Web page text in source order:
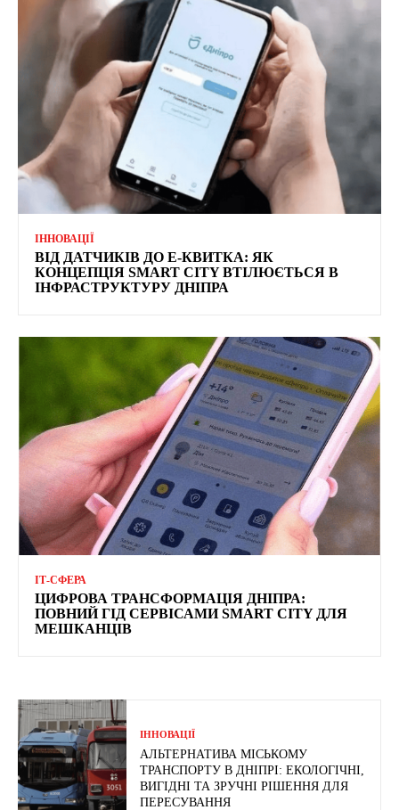
ІННОВАЦІЇ
ВІД ДАТЧИКІВ ДО Е-КВИТКА: ЯК
КОНЦЕПЦІЯ SMART CITY ВТІЛЮЄТЬСЯ В
ІНФРАСТРУКТУРУ ДНІПРА
ІТ-СФЕРА
ЦИФРОВА ТРАНСФОРМАЦІЯ ДНІПРА:
ПОВНИЙ ГІД СЕРВІСАМИ SMART CITY ДЛЯ
МЕШКАНЦІВ
ІННОВАЦІЇ
АЛЬТЕРНАТИВА МІСЬКОМУ
ТРАНСПОРТУ В ДНІПРІ: ЕКОЛОГІЧНІ,
ВИГІДНІ ТА ЗРУЧНІ РІШЕННЯ ДЛЯ
ПЕРЕСУВАННЯ